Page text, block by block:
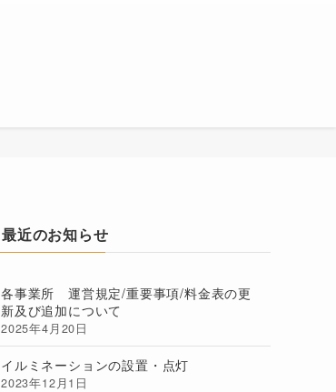
最近のお知らせ
各事業所 運営規定/重要事項/料金表の更
新及び追加について
2025年4月20日
イルミネーションの設置・点灯
2023年12月1日